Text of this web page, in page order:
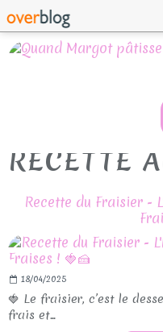
RECETTE
Recette du Fraisier -
18/04/2025
🍓 Le fraisier, c’est le
frais et...